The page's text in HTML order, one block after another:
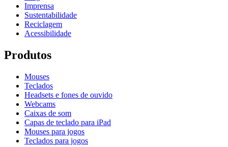
Imprensa
Sustentabilidade
Reciclagem
Acessibilidade
Produtos
Mouses
Teclados
Headsets e fones de ouvido
Webcams
Caixas de som
Capas de teclado para iPad
Mouses para jogos
Teclados para jogos